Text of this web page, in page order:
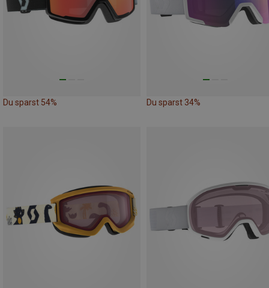
Du sparst 54% Du sparst 34%